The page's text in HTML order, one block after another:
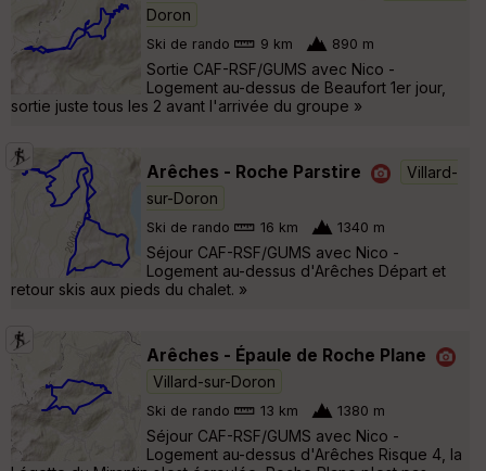
Doron
Ski de rando 9 km 890 m
Sortie CAF-RSF/GUMS avec Nico -
Logement au-dessus de Beaufort 1er jour,
sortie juste tous les 2 avant l'arrivée du groupe »
Arêches - Roche Parstire
Villard-
sur-Doron
Ski de rando 16 km 1340 m
Séjour CAF-RSF/GUMS avec Nico -
Logement au-dessus d'Arêches Départ et
retour skis aux pieds du chalet. »
Arêches - Épaule de Roche Plane
Villard-sur-Doron
Ski de rando 13 km 1380 m
Séjour CAF-RSF/GUMS avec Nico -
Logement au-dessus d'Arêches Risque 4, la